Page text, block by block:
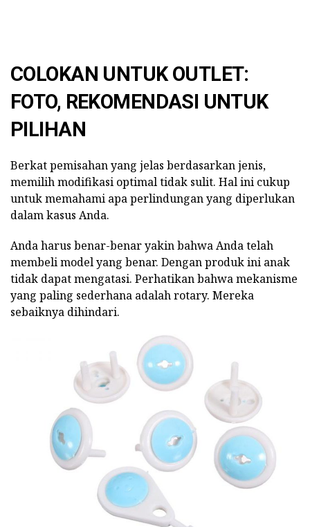
COLOKAN UNTUK OUTLET:
FOTO, REKOMENDASI UNTUK
PILIHAN
Berkat pemisahan yang jelas berdasarkan jenis,
memilih modifikasi optimal tidak sulit. Hal ini cukup
untuk memahami apa perlindungan yang diperlukan
dalam kasus Anda.
Anda harus benar-benar yakin bahwa Anda telah
membeli model yang benar. Dengan produk ini anak
tidak dapat mengatasi. Perhatikan bahwa mekanisme
yang paling sederhana adalah rotary. Mereka
sebaiknya dihindari.